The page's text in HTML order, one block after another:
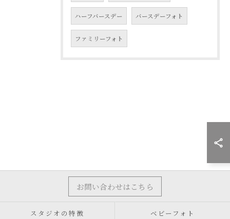
ハーフバースデー バースデーフォト
ファミリーフォト
お問い合わせはこちら
スタジオの特徴 ベビーフォト